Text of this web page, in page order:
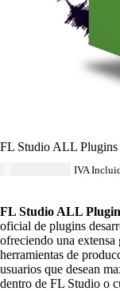
FL Studio ALL Plugins
IVA
FL Studio ALL
oficial de plugins
ofreciendo una extensa
herramientas de
usuarios que desean
dentro de FL Studio o